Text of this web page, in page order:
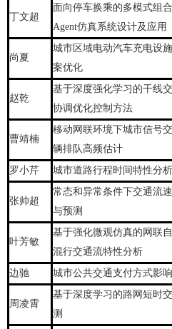
丁文超
面向停车换乘的多模式组
Agent仿真系统设计及应用
尚夏
城市区域电动汽车充电设
案优化
赵乾
基于深度强化学习的干线
协调优化控制方法
曹靖楠
移动网联环境下城市信号
辆排队高频估计
罗小芹 城市道路行程时间特性分
张帅超
常态和异常条件下交通流
与预测
叶芳敏
基于强化微观仿真的网联
混行交通流特性分析
边驰 城市公共交通支付方式影
周凌霄
基于深度学习的路网短时
测